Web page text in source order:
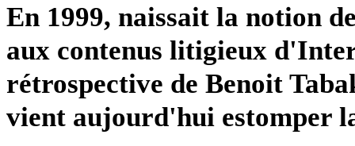
En 1999, naissait la notion
aux contenus litigieux
rétrospective de Benoit
vient aujourd'hui estomper